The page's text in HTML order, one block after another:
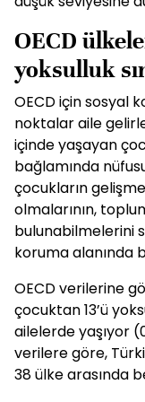
OECD
yoksulluk
OECD için sosyal
noktalar aile
içinde yaşayan
bağlamında
çocukların
olmalarının,
bulunabilmelerini
koruma alanında
OECD verilerine
çocuktan 13’ü
ailelerde yaşıyor
verilere göre,
38 ülke arasında